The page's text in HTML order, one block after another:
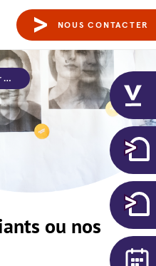
NOUS CONTACTER
Recruter nos étudiants ou nos diplômés
ou nos